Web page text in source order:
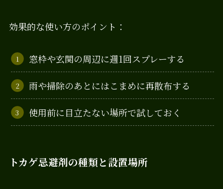
効果的な使い方のポイント：
窓枠や玄関の周辺に週1回スプレーする
雨や掃除のあとにはこまめに再散布する
使用前に目立たない場所で試しておく
トカゲ忌避剤の種類と設置場所